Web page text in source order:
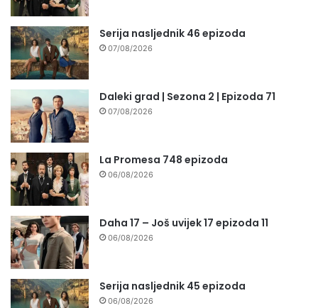
Serija nasljednik 46 epizoda
07/08/2026
Daleki grad | Sezona 2 | Epizoda 71
07/08/2026
La Promesa 748 epizoda
06/08/2026
Daha 17 – Još uvijek 17 epizoda 11
06/08/2026
Serija nasljednik 45 epizoda
06/08/2026